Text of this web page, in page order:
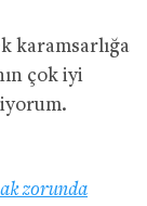
karamsarlığa
çok iyi
zorunda